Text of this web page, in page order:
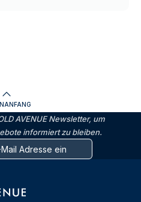
AVENUE Newsletter, um
informiert zu bleiben.